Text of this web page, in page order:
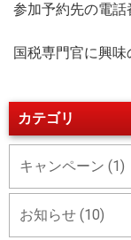
参加予約先の電
国税専門官に興味
カテゴリ
キャンペーン (1)
お知らせ (10)